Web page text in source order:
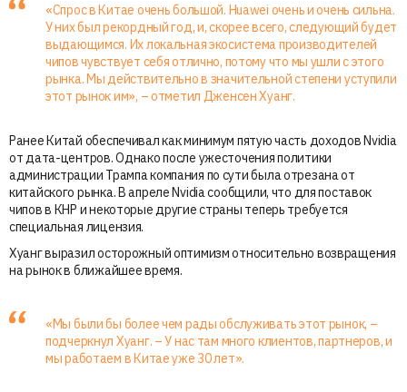
«Спрос в Китае очень большой. Huawei очень и очень сильна.
У них был рекордный год, и, скорее всего, следующий будет
выдающимся. Их локальная экосистема производителей
чипов чувствует себя отлично, потому что мы ушли с этого
рынка. Мы действительно в значительной степени уступили
этот рынок им», – отметил Дженсен Хуанг.
Ранее Китай обеспечивал как минимум пятую часть доходов Nvidia
от дата-центров. Однако после ужесточения политики
администрации Трампа компания по сути была отрезана от
китайского рынка. В апреле Nvidia сообщили, что для поставок
чипов в КНР и некоторые другие страны теперь требуется
специальная лицензия.
Хуанг выразил осторожный оптимизм относительно возвращения
на рынок в ближайшее время.
«Мы были бы более чем рады обслуживать этот рынок, –
подчеркнул Хуанг. – У нас там много клиентов, партнеров, и
мы работаем в Китае уже 30 лет».